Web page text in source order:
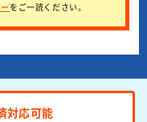
をご一読ください。
対応可能